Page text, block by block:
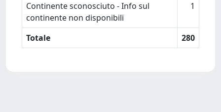
Continente sconosciuto - Info sul
continente non disponibili
1
Totale 280